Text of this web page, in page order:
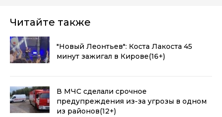
Читайте также
"Новый Леонтьев": Коста Лакоста 45
минут зажигал в Кирове(16+)
В МЧС сделали срочное
предупреждения из-за угрозы в одном
из районов(12+)